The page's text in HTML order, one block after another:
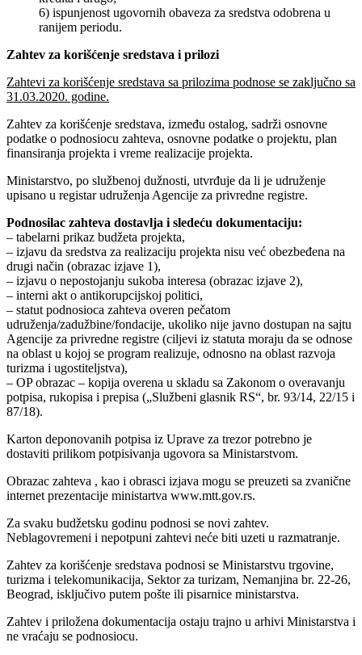
6) ispunjenost ugovornih obaveza za sredstva odobrena u
ranijem periodu.
Zahtev za korišćenje sredstava i prilozi
Zahtevi za korišćenje sredstava sa prilozima podnose se zaključno sa
31.03.2020. godine.
Zahtev za korišćenje sredstava, između ostalog, sadrži osnovne
podatke o podnosiocu zahteva, osnovne podatke o projektu, plan
finansiranja projekta i vreme realizacije projekta.
Ministarstvo, po službenoj dužnosti, utvrđuje da li je udruženje
upisano u registar udruženja Agencije za privredne registre.
Podnosilac zahteva dostavlja i sledeću dokumentaciju:
– tabelarni prikaz budžeta projekta,
– izjavu da sredstva za realizaciju projekta nisu već obezbeđena na
drugi način (obrazac izjave 1),
– izjavu o nepostojanju sukoba interesa (obrazac izjave 2),
– interni akt o antikorupcijskoj politici,
– statut podnosioca zahteva overen pečatom
udruženja/zadužbine/fondacije, ukoliko nije javno dostupan na sajtu
Agencije za privredne registre (ciljevi iz statuta moraju da se odnose
na oblast u kojoj se program realizuje, odnosno na oblast razvoja
turizma i ugostiteljstva),
– OP obrazac – kopija overena u skladu sa Zakonom o overavanju
potpisa, rukopisa i prepisa („Službeni glasnik RS“, br. 93/14, 22/15 i
87/18).
Karton deponovanih potpisa iz Uprave za trezor potrebno je
dostaviti prilikom potpisivanja ugovora sa Ministarstvom.
Obrazac zahteva , kao i obrasci izjava mogu se preuzeti sa zvanične
internet prezentacije ministartva www.mtt.gov.rs.
Za svaku budžetsku godinu podnosi se novi zahtev.
Neblagovremeni i nepotpuni zahtevi neće biti uzeti u razmatranje.
Zahtev za korišćenje sredstava podnosi se Ministarstvu trgovine,
turizma i telekomunikacija, Sektor za turizam, Nemanjina br. 22-26,
Beograd, isključivo putem pošte ili pisarnice ministarstva.
Zahtev i priložena dokumentacija ostaju trajno u arhivi Ministarstva i
ne vraćaju se podnosiocu.